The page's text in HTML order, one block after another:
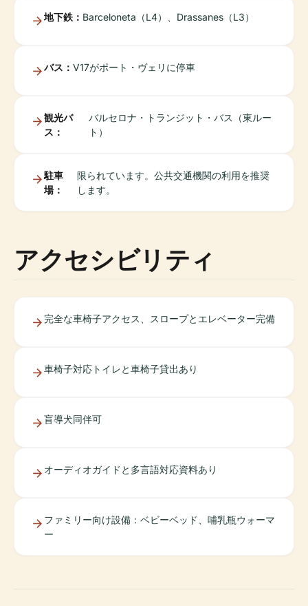
地下鉄： Barceloneta（L4）、Drassanes（L3）
バス： V17がポート・ヴェリに停車
観光バ
ス：
バルセロナ・トランジット・バス（東ルー
ト）
駐車
場：
限られています。公共交通機関の利用を推奨
します。
アクセシビリティ
完全な車椅子アクセス、スロープとエレベーター完備
車椅子対応トイレと車椅子貸出あり
盲導犬同伴可
オーディオガイドと多言語対応資料あり
ファミリー向け設備：ベビーベッド、哺乳瓶ウォーマ
ー